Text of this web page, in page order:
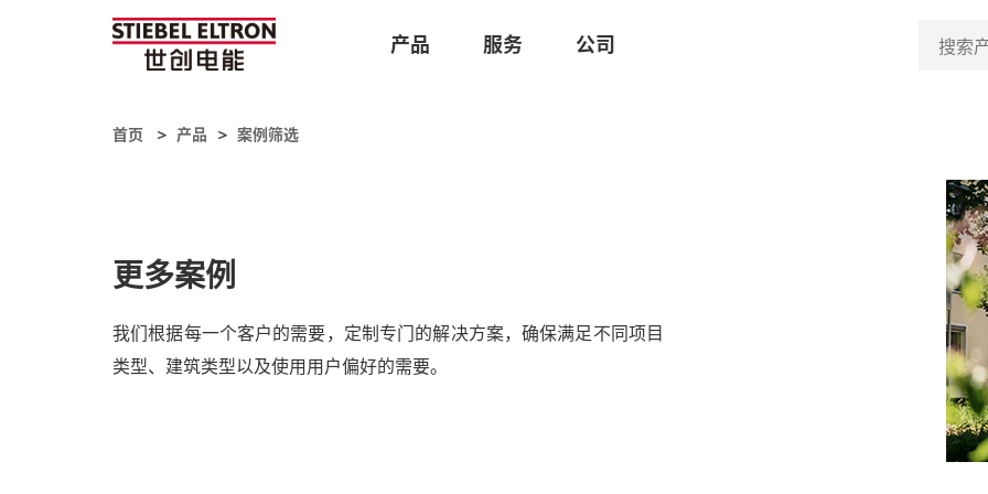
产品 服务 公司
首页 产品 案例筛选
更多案例
我们根据每一个客户的需要，定制专门的解决方案，确保满足不同项目
类型、建筑类型以及使用用户偏好的需要。